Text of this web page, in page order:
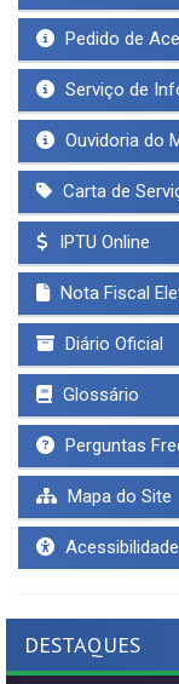
Pedido de
Serviço de
Ouvidoria do
Carta de
IPTU Online
Nota Fiscal
Diário Oficial
Glossário
Perguntas
Mapa do Site
Acessibilidade
DESTAQUES